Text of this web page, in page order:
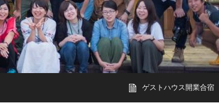
ゲストハウス開業合宿